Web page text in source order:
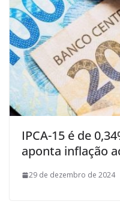
IPCA-15 é de
aponta inflação
29 de dezembro de 2024